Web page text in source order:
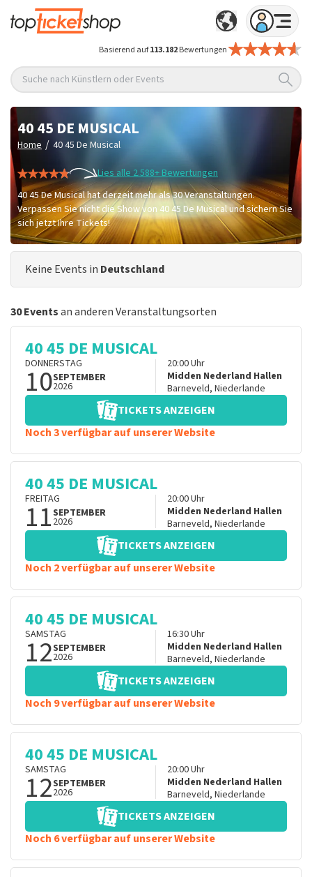
Basierend auf113.182Bewertungen
Suche nach Künstlern oder Events
40 45 DE MUSICAL
Home / 40 45 De Musical
Lies alle 2.588+ Bewertungen
40 45 De Musical hat derzeit mehr als 30 Veranstaltungen.
Verpassen Sie nicht die Show von 40 45 De Musical und sichern Sie
sich jetzt Ihre Tickets!
Keine Events in Deutschland
30 Eventsan anderen Veranstaltungsorten
40 45 DE MUSICAL
DONNERSTAG
10SEPTEMBER
2026
20:00Uhr
Midden Nederland Hallen
Barneveld, Niederlande
TICKETS ANZEIGEN
Noch 3 verfügbar auf unserer Website
40 45 DE MUSICAL
FREITAG
11SEPTEMBER
2026
20:00Uhr
Midden Nederland Hallen
Barneveld, Niederlande
TICKETS ANZEIGEN
Noch 2 verfügbar auf unserer Website
40 45 DE MUSICAL
SAMSTAG
12SEPTEMBER
2026
16:30Uhr
Midden Nederland Hallen
Barneveld, Niederlande
TICKETS ANZEIGEN
Noch 9 verfügbar auf unserer Website
40 45 DE MUSICAL
SAMSTAG
12SEPTEMBER
2026
20:00Uhr
Midden Nederland Hallen
Barneveld, Niederlande
TICKETS ANZEIGEN
Noch 6 verfügbar auf unserer Website